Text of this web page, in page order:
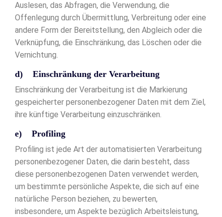
Auslesen, das Abfragen, die Verwendung, die
Offenlegung durch Übermittlung, Verbreitung oder eine
andere Form der Bereitstellung, den Abgleich oder die
Verknüpfung, die Einschränkung, das Löschen oder die
Vernichtung.
d) Einschränkung der Verarbeitung
Einschränkung der Verarbeitung ist die Markierung
gespeicherter personenbezogener Daten mit dem Ziel,
ihre künftige Verarbeitung einzuschränken.
e) Profiling
Profiling ist jede Art der automatisierten Verarbeitung
personenbezogener Daten, die darin besteht, dass
diese personenbezogenen Daten verwendet werden,
um bestimmte persönliche Aspekte, die sich auf eine
natürliche Person beziehen, zu bewerten,
insbesondere, um Aspekte bezüglich Arbeitsleistung,